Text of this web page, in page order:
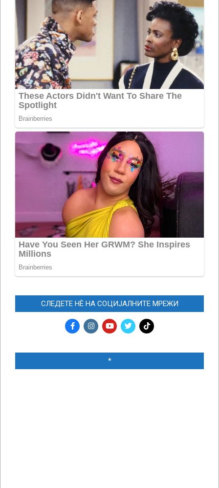
СЛЕДЕТЕ НЀ НА СОЦИЈАЛНИТЕ МРЕЖИ
*